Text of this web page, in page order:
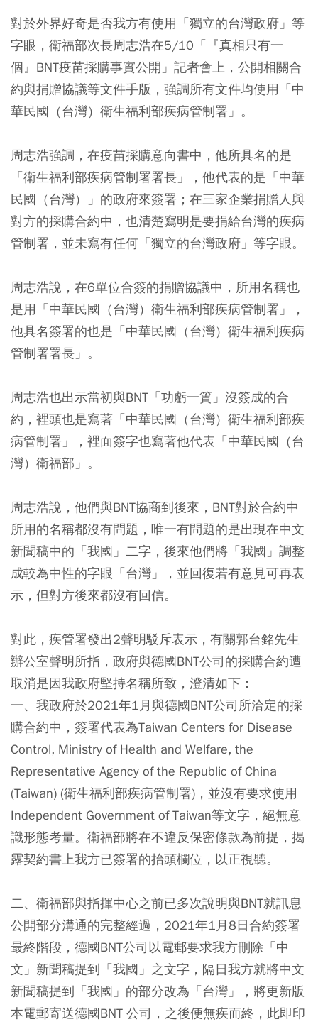
對於外界好奇是否我方有使用「獨立的台灣政府」等
字眼，衛福部次長周志浩在5/10「『真相只有一
個』BNT疫苗採購事實公開」記者會上，公開相關合
約與捐贈協議等文件手版，強調所有文件均使用「中
華民國（台灣）衛生福利部疾病管制署」。
周志浩強調，在疫苗採購意向書中，他所具名的是
「衛生福利部疾病管制署署長」，他代表的是「中華
民國（台灣）」的政府來簽署；在三家企業捐贈人與
對方的採購合約中，也清楚寫明是要捐給台灣的疾病
管制署，並未寫有任何「獨立的台灣政府」等字眼。
周志浩說，在6單位合簽的捐贈協議中，所用名稱也
是用「中華民國（台灣）衛生福利部疾病管制署」，
他具名簽署的也是「中華民國（台灣）衛生福利疾病
管制署署長」。
周志浩也出示當初與BNT「功虧一簣」沒簽成的合
約，裡頭也是寫著「中華民國（台灣）衛生福利部疾
病管制署」，裡面簽字也寫著他代表「中華民國（台
灣）衛福部」。
周志浩說，他們與BNT協商到後來，BNT對於合約中
所用的名稱都沒有問題，唯一有問題的是出現在中文
新聞稿中的「我國」二字，後來他們將「我國」調整
成較為中性的字眼「台灣」，並回復若有意見可再表
示，但對方後來都沒有回信。
對此，疾管署發出2聲明駁斥表示，有關郭台銘先生
辦公室聲明所指，政府與德國BNT公司的採購合約遭
取消是因我政府堅持名稱所致，澄清如下：
一、我政府於2021年1月與德國BNT公司所洽定的採
購合約中，簽署代表為Taiwan Centers for Disease
Control, Ministry of Health and Welfare, the
Representative Agency of the Republic of China
(Taiwan) (衛生福利部疾病管制署)，並沒有要求使用
Independent Government of Taiwan等文字，絕無意
識形態考量。衛福部將在不違反保密條款為前提，揭
露契約書上我方已簽署的抬頭欄位，以正視聽。
二、衛福部與指揮中心之前已多次說明與BNT就訊息
公開部分溝通的完整經過，2021年1月8日合約簽署
最終階段，德國BNT公司以電郵要求我方刪除「中
文」新聞稿提到「我國」之文字，隔日我方就將中文
新聞稿提到「我國」的部分改為「台灣」，將更新版
本電郵寄送德國BNT 公司，之後便無疾而終，此即印